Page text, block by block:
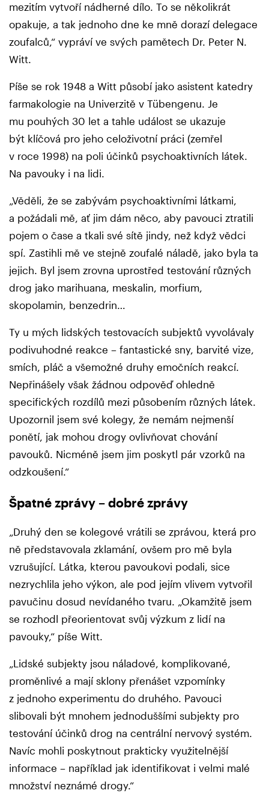
mezitím vytvoří nádherné dílo. To se několikrát
opakuje, a tak jednoho dne ke mně dorazí delegace
zoufalců,“ vypráví ve svých pamětech Dr. Peter N.
Witt.
Píše se rok 1948 a Witt působí jako asistent katedry
farmakologie na Univerzitě v Tübengenu. Je
mu pouhých 30 let a tahle událost se ukazuje
být klíčová pro jeho celoživotní práci (zemřel
v roce 1998) na poli účinků psychoaktivních látek.
Na pavouky i na lidi.
„Věděli, že se zabývám psychoaktivními látkami,
a požádali mě, ať jim dám něco, aby pavouci ztratili
pojem o čase a tkali své sítě jindy, než když vědci
spí. Zastihli mě ve stejně zoufalé náladě, jako byla ta
jejich. Byl jsem zrovna uprostřed testování různých
drog jako marihuana, meskalin, morfium,
skopolamin, benzedrin…
Ty u mých lidských testovacích subjektů vyvolávaly
podivuhodné reakce – fantastické sny, barvité vize,
smích, pláč a všemožné druhy emočních reakcí.
Nepřinášely však žádnou odpověď ohledně
specifických rozdílů mezi působením různých látek.
Upozornil jsem své kolegy, že nemám nejmenší
ponětí, jak mohou drogy ovlivňovat chování
pavouků. Nicméně jsem jim poskytl pár vzorků na
odzkoušení.“
Špatné zprávy – dobré zprávy
„Druhý den se kolegové vrátili se zprávou, která pro
ně představovala zklamání, ovšem pro mě byla
vzrušující. Látka, kterou pavoukovi podali, sice
nezrychlila jeho výkon, ale pod jejím vlivem vytvořil
pavučinu dosud nevídaného tvaru. „Okamžitě jsem
se rozhodl přeorientovat svůj výzkum z lidí na
pavouky,“ píše Witt.
„Lidské subjekty jsou náladové, komplikované,
proměnlivé a mají sklony přenášet vzpomínky
z jednoho experimentu do druhého. Pavouci
slibovali být mnohem jednoduššími subjekty pro
testování účinků drog na centrální nervový systém.
Navíc mohli poskytnout prakticky využitelnější
informace – například jak identifikovat i velmi malé
množství neznámé drogy.“